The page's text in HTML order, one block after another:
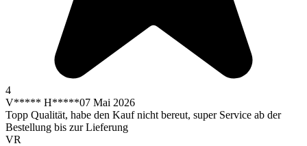
4
V***** H*****07 Mai 2026
Topp Qualität, habe den Kauf nicht bereut, super Service ab der
Bestellung bis zur Lieferung
VR